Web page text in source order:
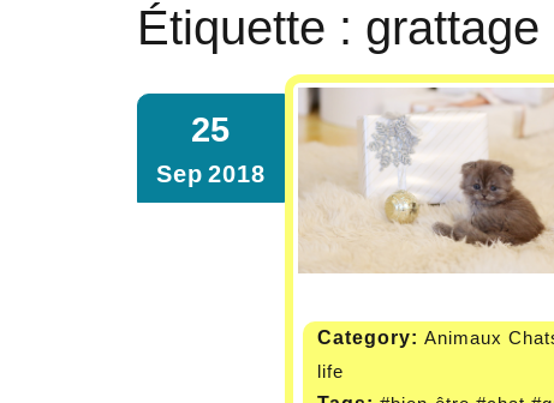
Étiquette : grattage
25
Sep 2018
Category: Animaux
life